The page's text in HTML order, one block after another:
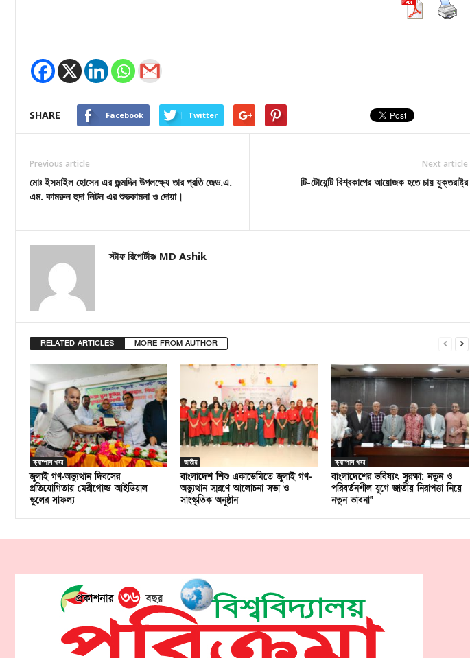
SHARE Facebook Twitter
Previous article
মোঃ ইসমাইল হোসেন এর জন্মদিন উপলক্ষ্যে তার প্রতি জেড.এ.
এম. কামরুল হুদা লিটন এর শুভকামনা ও দোয়া।
Next article
টি-টোয়েন্টি বিশ্বকাপের আয়োজক হতে চায় যুক্তরাষ্ট্র
স্টাফ রিপোর্টারঃ MD Ashik
RELATED ARTICLES MORE FROM AUTHOR
ক্যাম্পাস খবর
জুলাই গণ-অভ্যুত্থান দিবসের
প্রতিযোগিতায় মেরীগোল্ড আইডিয়াল
স্কুলের সাফল্য
জাতীয়
বাংলাদেশ শিশু একাডেমিতে জুলাই গণ-
অভ্যুত্থান স্মরণে আলোচনা সভা ও
সাংস্কৃতিক অনুষ্ঠান
ক্যাম্পাস খবর
বাংলাদেশের ভবিষ্যৎ সুরক্ষা: নতুন ও
পরিবর্তনশীল যুগে জাতীয় নিরাপত্তা নিয়ে
নতুন ভাবনা”